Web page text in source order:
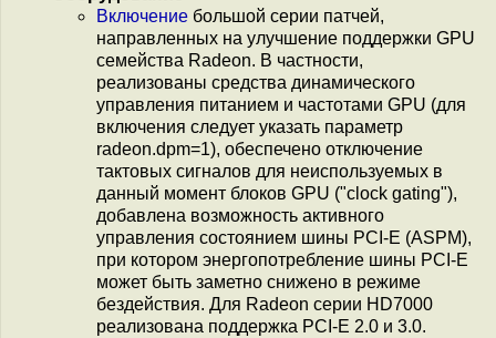
Включение большой серии патчей,
направленных на улучшение поддержки GPU
семейства Radeon. В частности,
реализованы средства динамического
управления питанием и частотами GPU (для
включения следует указать параметр
radeon.dpm=1), обеспечено отключение
тактовых сигналов для неиспользуемых в
данный момент блоков GPU ("clock gating"),
добавлена возможность активного
управления состоянием шины PCI-E (ASPM),
при котором энергопотребление шины PCI-E
может быть заметно снижено в режиме
бездействия. Для Radeon серии HD7000
реализована поддержка PCI-E 2.0 и 3.0.